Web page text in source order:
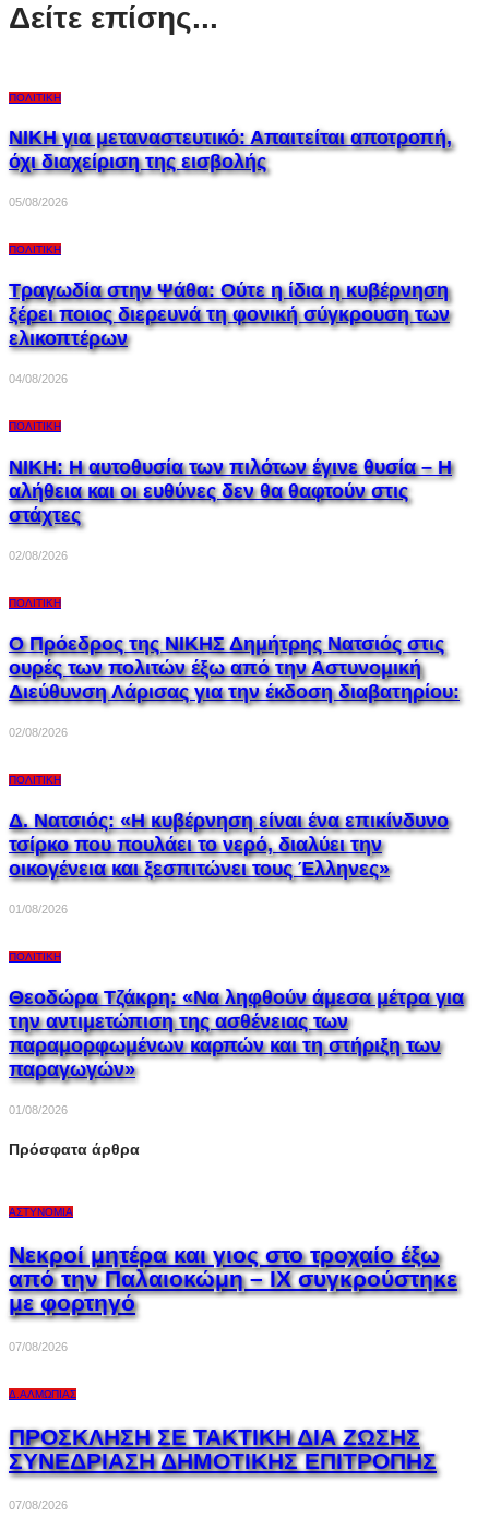
Δείτε επίσης...
ΠΟΛΙΤΙΚΉ
ΝΙΚΗ για μεταναστευτικό: Απαιτείται αποτροπή,
όχι διαχείριση της εισβολής
05/08/2026
ΠΟΛΙΤΙΚΉ
Τραγωδία στην Ψάθα: Ούτε η ίδια η κυβέρνηση
ξέρει ποιος διερευνά τη φονική σύγκρουση των
ελικοπτέρων
04/08/2026
ΠΟΛΙΤΙΚΉ
ΝΙΚΗ: Η αυτοθυσία των πιλότων έγινε θυσία – Η
αλήθεια και οι ευθύνες δεν θα θαφτούν στις
στάχτες
02/08/2026
ΠΟΛΙΤΙΚΉ
Ο Πρόεδρος της ΝΙΚΗΣ Δημήτρης Νατσιός στις
ουρές των πολιτών έξω από την Αστυνομική
Διεύθυνση Λάρισας για την έκδοση διαβατηρίου:
02/08/2026
ΠΟΛΙΤΙΚΉ
Δ. Νατσιός: «Η κυβέρνηση είναι ένα επικίνδυνο
τσίρκο που πουλάει το νερό, διαλύει την
οικογένεια και ξεσπιτώνει τους Έλληνες»
01/08/2026
ΠΟΛΙΤΙΚΉ
Θεοδώρα Τζάκρη: «Να ληφθούν άμεσα μέτρα για
την αντιμετώπιση της ασθένειας των
παραμορφωμένων καρπών και τη στήριξη των
παραγωγών»
01/08/2026
Πρόσφατα άρθρα
ΑΣΤΥΝΟΜΊΑ
Νεκροί μητέρα και γιος στο τροχαίο έξω
από την Παλαιοκώμη – ΙΧ συγκρούστηκε
με φορτηγό
07/08/2026
Δ.ΑΛΜΩΠΊΑΣ
ΠΡΟΣΚΛΗΣΗ ΣΕ ΤΑΚΤΙΚΗ ΔΙΑ ΖΩΣΗΣ
ΣΥΝΕΔΡΙΑΣΗ ΔΗΜΟΤΙΚΗΣ ΕΠΙΤΡΟΠΗΣ
07/08/2026